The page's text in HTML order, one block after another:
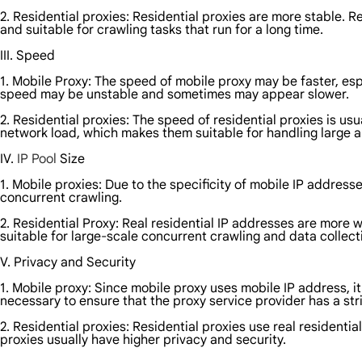
2. Residential proxies: Residential proxies are more stable.
and suitable for crawling tasks that run for a long time.
III. Speed
1. Mobile Proxy: The speed of mobile proxy may be faster,
speed may be unstable and sometimes may appear slower.
2. Residential proxies: The speed of residential proxies is
network load, which makes them suitable for handling large
IV. IP Pool Size
1. Mobile proxies: Due to the specificity of mobile IP
concurrent crawling.
2. Residential Proxy: Real residential IP addresses are
suitable for large-scale concurrent crawling and data
V. Privacy and Security
1. Mobile proxy: Since mobile proxy uses mobile IP
necessary to ensure that the proxy service provider has a
2. Residential proxies: Residential proxies use real
proxies usually have higher privacy and security.